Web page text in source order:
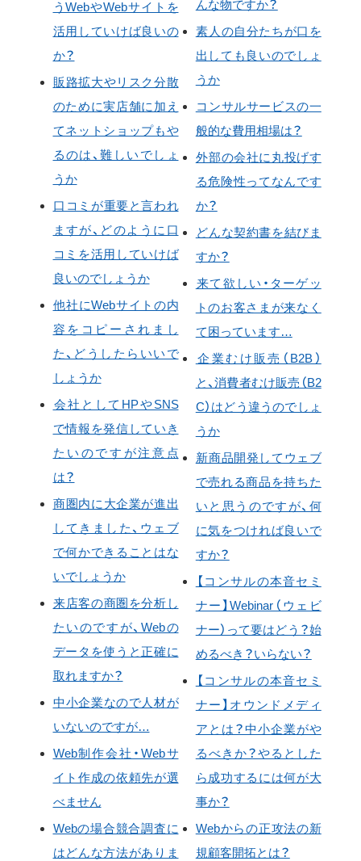
うWebやWebサイトを
活用していけば良いの
か？
販路拡大やリスク分散
のために実店舗に加え
てネットショップもや
るのは、難しいでしょ
うか
口コミが重要と言われ
ますが、どのように口
コミを活用していけば
良いのでしょうか
他社にWebサイトの内
容をコピーされまし
た、どうしたらいいで
しょうか
会社としてHPやSNS
で情報を発信していき
たいのですが注意点
は？
商圏内に大企業が進出
してきました、ウェブ
で何かできることはな
いでしょうか
来店客の商圏を分析し
たいのですが、Webの
データを使うと正確に
取れますか？
中小企業なので人材が
いないのですが…
Web制作会社・Webサ
イト作成の依頼先が選
べません
Webの場合競合調査に
はどんな方法がありま
んな物ですか？
素人の自分たちが口を
出しても良いのでしょ
うか
コンサルサービスの一
般的な費用相場は？
外部の会社に丸投げす
る危険性ってなんです
か？
どんな契約書を結びま
すか？
来て欲しい・ターゲッ
トのお客さまが来なく
て困っています…
企業むけ販売（B2B）
と、消費者むけ販売（B2
C）はどう違うのでしょ
うか
新商品開発してウェブ
で売れる商品を持ちた
いと思うのですが、何
に気をつければ良いで
すか？
【コンサルの本音セミ
ナー】Webinar（ウェビ
ナー）って要はどう？始
めるべき？いらない？
【コンサルの本音セミ
ナー】オウンドメディ
アとは？中小企業がや
るべきか？やるとした
ら成功するには何が大
事か？
Webからの正攻法の新
規顧客開拓とは？